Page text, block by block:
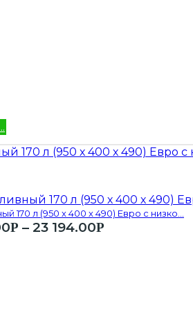
170 л (950 х 400 х 490) Евро с низко...
Р – 23 194.00Р